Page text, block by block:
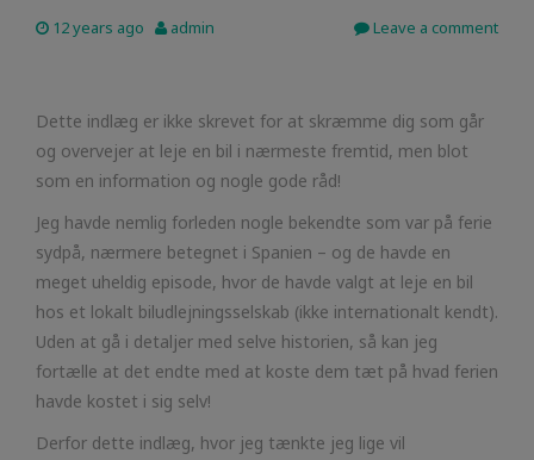
12 years ago admin Leave a comment
Dette indlæg er ikke skrevet for at skræmme dig som går
og overvejer at leje en bil i nærmeste fremtid, men blot
som en information og nogle gode råd!
Jeg havde nemlig forleden nogle bekendte som var på ferie
sydpå, nærmere betegnet i Spanien – og de havde en
meget uheldig episode, hvor de havde valgt at leje en bil
hos et lokalt biludlejningsselskab (ikke internationalt kendt).
Uden at gå i detaljer med selve historien, så kan jeg
fortælle at det endte med at koste dem tæt på hvad ferien
havde kostet i sig selv!
Derfor dette indlæg, hvor jeg tænkte jeg lige vil